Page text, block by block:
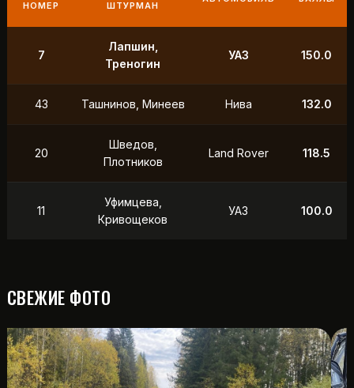
НОМЕР
ШТУРМАН
7
Лапшин,
Треногин
УАЗ 150.0
43 Ташнинов, Минеев Нива 132.0
20
Шведов,
Плотников
Land Rover 118.5
11
Уфимцева,
Кривощеков
УАЗ 100.0
СВЕЖИЕ ФОТО